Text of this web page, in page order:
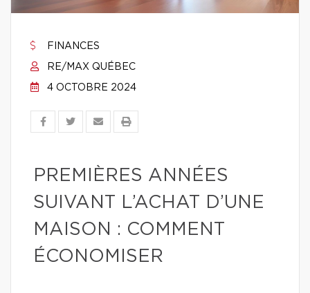
FINANCES
RE/MAX QUÉBEC
4 OCTOBRE 2024
PREMIÈRES ANNÉES
SUIVANT L’ACHAT D’UNE
MAISON : COMMENT
ÉCONOMISER